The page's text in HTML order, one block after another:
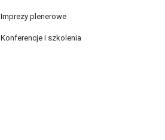
Imprezy plenerowe
Konferencje i szkolenia